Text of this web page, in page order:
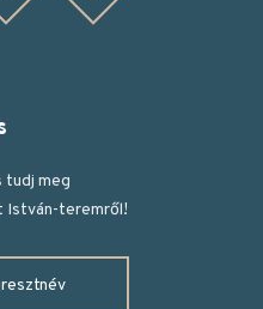
tudj meg
István-teremről!